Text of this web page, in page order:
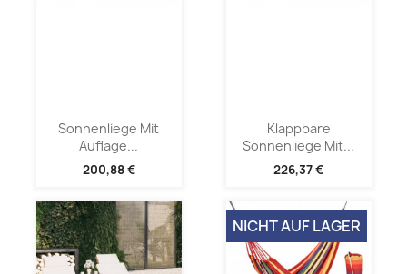
Sonnenliege Mit
Auflage...
200,88 €
Klappbare
Sonnenliege Mit...
226,37 €
NICHT AUF LAGER